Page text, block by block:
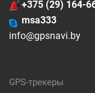
+375 (29) 164-
msa333
info@gpsnavi.by
GPS-трекеры